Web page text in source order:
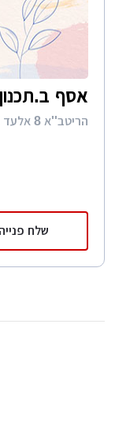
אסף
הריטב''א 8 אלעד 48900
שלח פנייה